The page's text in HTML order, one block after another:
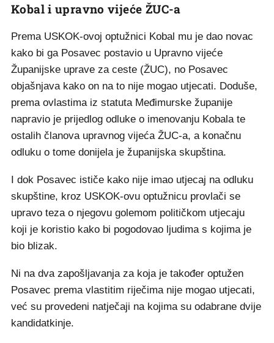
Kobal i upravno vijeće ŽUC-a
Prema USKOK-ovoj optužnici Kobal mu je dao novac
kako bi ga Posavec postavio u Upravno vijeće
Županijske uprave za ceste (ŽUC), no Posavec
objašnjava kako on na to nije mogao utjecati. Doduše,
prema ovlastima iz statuta Međimurske županije
napravio je prijedlog odluke o imenovanju Kobala te
ostalih članova upravnog vijeća ŽUC-a, a konačnu
odluku o tome donijela je županijska skupština.
I dok Posavec ističe kako nije imao utjecaj na odluku
skupštine, kroz USKOK-ovu optužnicu provlači se
upravo teza o njegovu golemom političkom utjecaju
koji je koristio kako bi pogodovao ljudima s kojima je
bio blizak.
Ni na dva zapošljavanja za koja je također optužen
Posavec prema vlastitim riječima nije mogao utjecati,
već su provedeni natječaji na kojima su odabrane dvije
kandidatkinje.